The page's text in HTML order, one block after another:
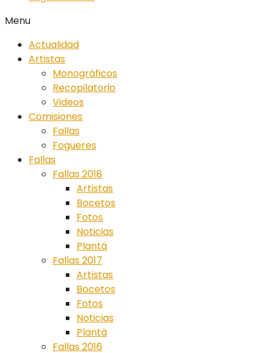
Menu
Actualidad
Artistas
Monográficos
Recopilatorio
Videos
Comisiones
Fallas
Fogueres
Fallas
Fallas 2018
Artistas
Bocetos
Fotos
Noticias
Plantá
Fallas 2017
Artistas
Bocetos
Fotos
Noticias
Plantà
Fallas 2016